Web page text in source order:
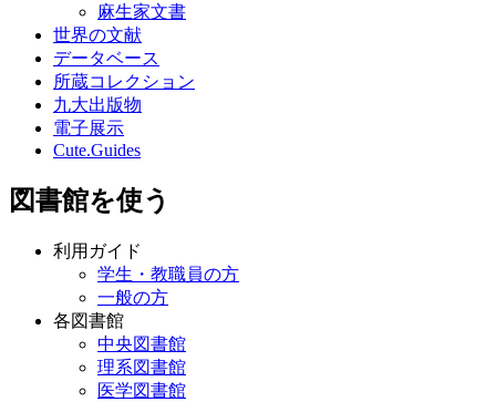
麻生家文書
世界の文献
データベース
所蔵コレクション
九大出版物
電子展示
Cute.Guides
図書館を使う
利用ガイド
学生・教職員の方
一般の方
各図書館
中央図書館
理系図書館
医学図書館